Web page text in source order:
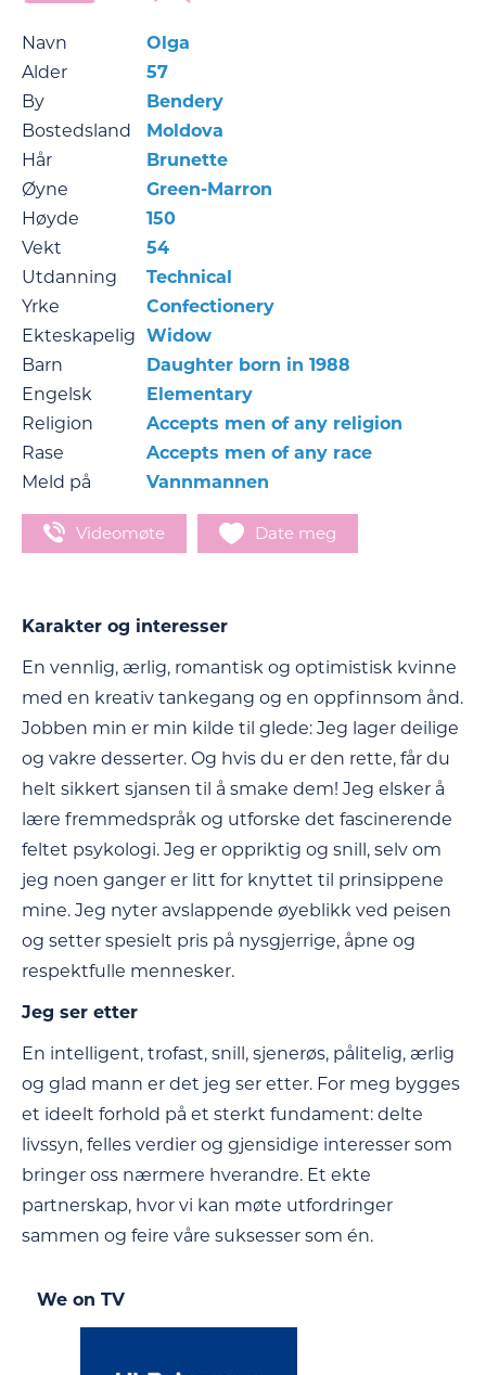
Navn
Olga
Alder
57
By
Bendery
Bostedsland
Moldova
Hår
Brunette
Øyne
Green-Marron
Høyde
150
Vekt
54
Utdanning
Technical
Yrke
Confectionery
Ekteskapelig Widow
Barn
Daughter born in 1988
Engelsk
Elementary
Religion
Accepts men of any religion
Rase
Accepts men of any race
Meld på
Vannmannen
Videomøte Date meg
Karakter og interesser
En vennlig, ærlig, romantisk og optimistisk kvinne
med en kreativ tankegang og en oppfinnsom ånd.
Jobben min er min kilde til glede: Jeg lager deilige
og vakre desserter. Og hvis du er den rette, får du
helt sikkert sjansen til å smake dem! Jeg elsker å
lære fremmedspråk og utforske det fascinerende
feltet psykologi. Jeg er oppriktig og snill, selv om
jeg noen ganger er litt for knyttet til prinsippene
mine. Jeg nyter avslappende øyeblikk ved peisen
og setter spesielt pris på nysgjerrige, åpne og
respektfulle mennesker.
Jeg ser etter
En intelligent, trofast, snill, sjenerøs, pålitelig, ærlig
og glad mann er det jeg ser etter. For meg bygges
et ideelt forhold på et sterkt fundament: delte
livssyn, felles verdier og gjensidige interesser som
bringer oss nærmere hverandre. Et ekte
partnerskap, hvor vi kan møte utfordringer
sammen og feire våre suksesser som én.
We on TV